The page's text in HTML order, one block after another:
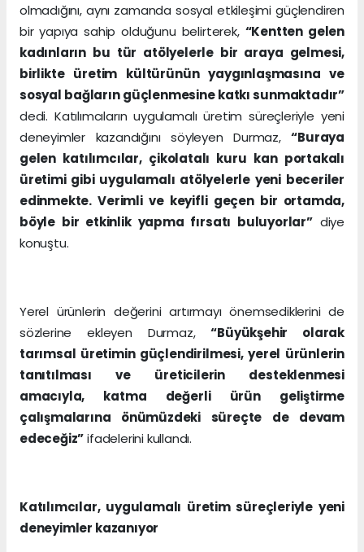
olmadığını, aynı zamanda sosyal etkileşimi güçlendiren
bir yapıya sahip olduğunu belirterek, “Kentten gelen
kadınların bu tür atölyelerle bir araya gelmesi,
birlikte üretim kültürünün yaygınlaşmasına ve
sosyal bağların güçlenmesine katkı sunmaktadır”
dedi. Katılımcıların uygulamalı üretim süreçleriyle yeni
deneyimler kazandığını söyleyen Durmaz,“Buraya
gelen katılımcılar, çikolatalı kuru kan portakalı
üretimi gibi uygulamalı atölyelerle yeni beceriler
edinmekte. Verimli ve keyifli geçen bir ortamda,
böyle bir etkinlik yapma fırsatı buluyorlar”diye
konuştu.
Yerel ürünlerin değerini artırmayı önemsediklerini de
sözlerine ekleyen Durmaz,“Büyükşehir olarak
tarımsal üretimin güçlendirilmesi, yerel ürünlerin
tanıtılması ve üreticilerin desteklenmesi
amacıyla, katma değerli ürün geliştirme
çalışmalarına önümüzdeki süreçte de devam
edeceğiz”ifadelerini kullandı.
Katılımcılar, uygulamalı üretim süreçleriyle yeni
deneyimler kazanıyor